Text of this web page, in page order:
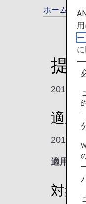
ホーム
提
2019年
適用
2019年
適用開
対象